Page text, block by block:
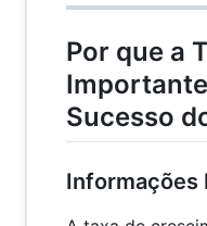
Por que a
Sucesso
Informações